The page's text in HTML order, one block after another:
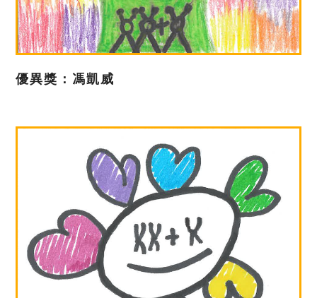
優異獎：馮凱威